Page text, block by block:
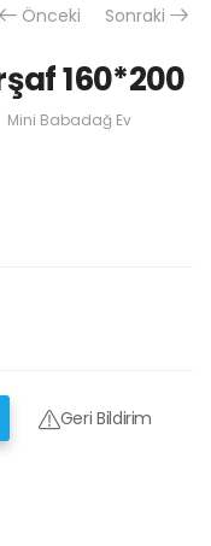
Önceki Sonraki
160*200
Mini Babadağ Ev
Geri Bildirim